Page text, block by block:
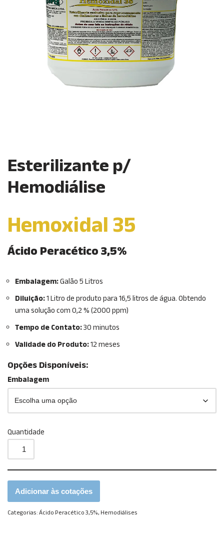
Esterilizante p/
Hemodiálise
Hemoxidal 35
Ácido Peracético 3,5%
Embalagem:Galão 5 Litros
Diluição:1 Litro de produto para 16,5 litros de água. Obtendo
uma solução com 0,2 % (2000 ppm)
Tempo de Contato:30 minutos
Validade do Produto:12 meses
Opções Disponíveis:
Embalagem
Quantidade
Adicionar às cotações
Categorias:Ácido Peracético 3,5%, Hemodiálises